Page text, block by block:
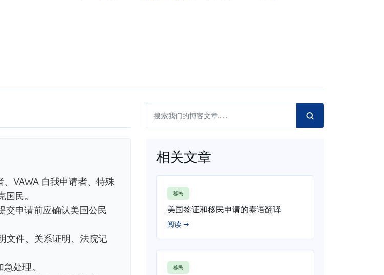
VAWA 自我申请者、特殊
民。
交申请前应确认美国公民
文件、关系证明、法院记
处理。
相关文章
移民
美国签证和移民申请的泰语翻译
阅读 ➞
移民